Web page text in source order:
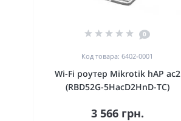
0
Код товара: 6402-0001
Wi-Fi роутер Mikrotik hAP ac2
(RBD52G-5HacD2HnD-TC)
3 566 грн.